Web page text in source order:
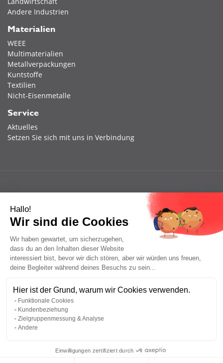
Andere Industrien
Materialien
WEEE
Multimaterialien
Metallverpackungen
Kuntstoffe
Textilien
Nicht-Eisenmetalle
Service
Aktuelles
Setzen Sie sich mit uns in Verbindung
Hallo!
Wir sind die Cookies
Wir haben gewartet, um sicherzugehen,
dass du an den Inhalten dieser Website
interessiert bist, bevor wir dich stören, aber wir würden uns freuen,
deine Begleiter während deines Besuchs zu sein...
Hier ist der Grund, warum wir Cookies verwenden.
Funktionale Cookies
Kundenbeziehung
Zielgruppenmessung & Analyse
Andere
Einwilligungen zertifiziert durch